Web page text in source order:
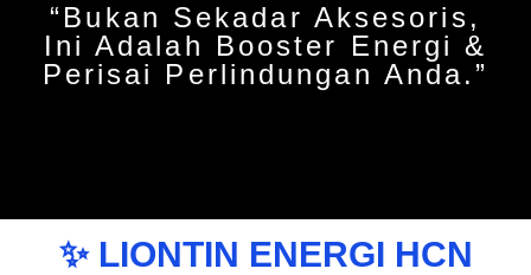
“Bukan Sekadar Aksesoris,
Ini Adalah Booster Energi &
Perisai Perlindungan Anda.”
✨ LIONTIN ENERGI HCN